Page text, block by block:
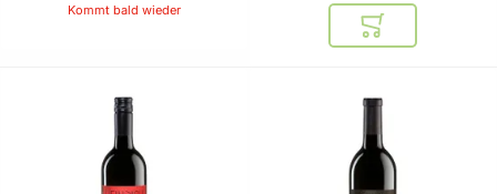
Kommt bald wieder
In den